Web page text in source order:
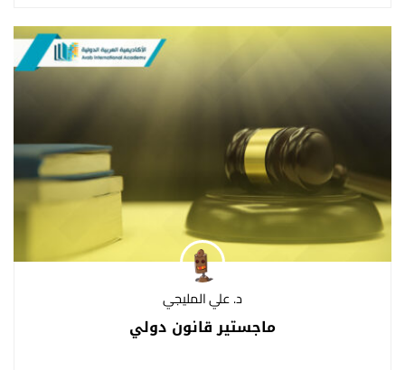
د. علي المليجي
ماجستير قانون دولي